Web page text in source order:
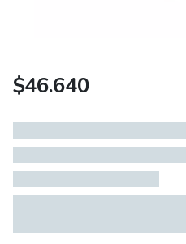
$46.640